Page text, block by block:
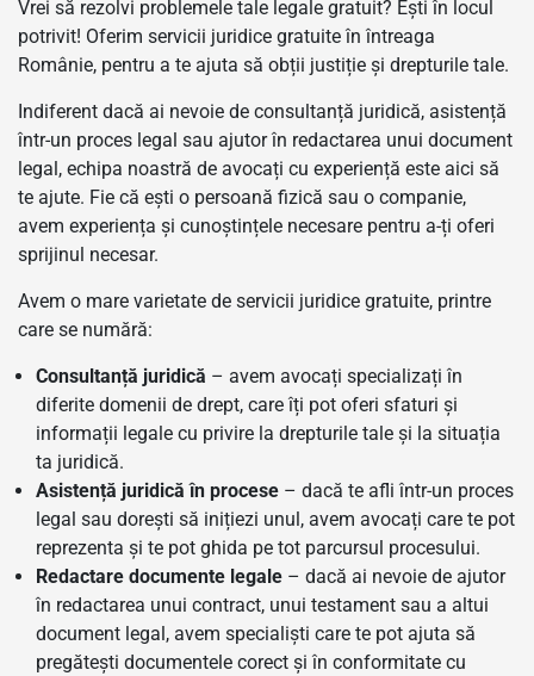
Vrei să rezolvi problemele tale legale gratuit? Ești în locul
potrivit! Oferim servicii juridice gratuite în întreaga
Românie, pentru a te ajuta să obții justiție și drepturile tale.
Indiferent dacă ai nevoie de consultanță juridică, asistență
într-un proces legal sau ajutor în redactarea unui document
legal, echipa noastră de avocați cu experiență este aici să
te ajute. Fie că ești o persoană fizică sau o companie,
avem experiența și cunoștințele necesare pentru a-ți oferi
sprijinul necesar.
Avem o mare varietate de servicii juridice gratuite, printre
care se numără:
Consultanță juridică – avem avocați specializați în
diferite domenii de drept, care îți pot oferi sfaturi și
informații legale cu privire la drepturile tale și la situația
ta juridică.
Asistență juridică în procese – dacă te afli într-un proces
legal sau dorești să inițiezi unul, avem avocați care te pot
reprezenta și te pot ghida pe tot parcursul procesului.
Redactare documente legale – dacă ai nevoie de ajutor
în redactarea unui contract, unui testament sau a altui
document legal, avem specialiști care te pot ajuta să
pregătești documentele corect și în conformitate cu